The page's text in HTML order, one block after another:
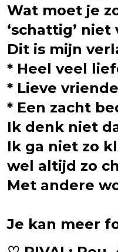
Wat moet je
‘schattig’
Dit is mijn
* Heel veel
* Lieve
* Een zacht
Ik denk niet
Ik ga niet zo
wel altijd zo
Met andere
Je kan meer